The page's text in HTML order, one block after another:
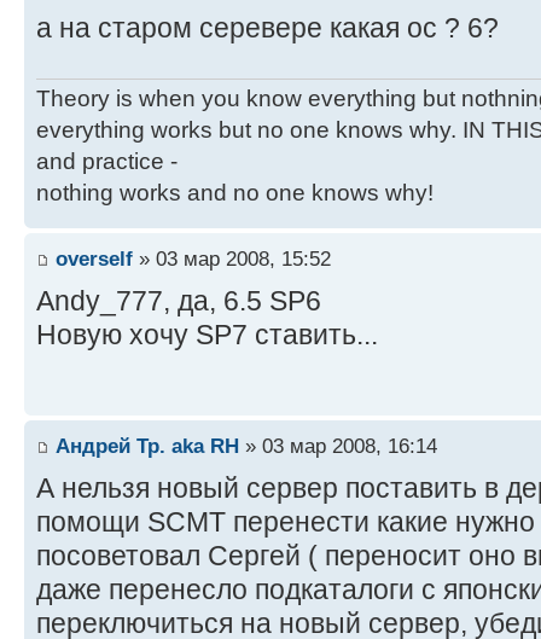
а на старом серевере какая ос ? 6?
Theory is when you know everything but
everything works but no one knows why. IN
and practice -
nothing works and no one knows why!
overself » 03 мар 2008, 15:52
Andy_777, да, 6.5 SP6
Новую хочу SP7 ставить...
Андрей Тр. aka RH » 03 мар 2008, 16:14
А нельзя новый сервер поставить в
помощи SCMT перенести какие
посоветовал Сергей ( переносит оно
даже перенесло подкаталоги с
переключиться на новый сервер,